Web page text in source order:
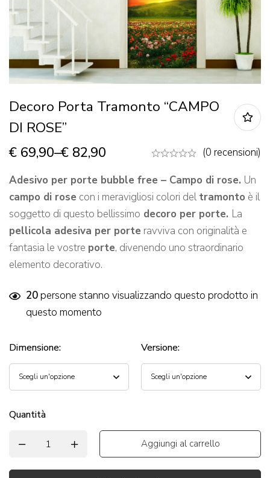
Decoro Porta Tramonto “CAMPO
DI ROSE”
€ 69,90–€ 82,90
(0 recensioni)
Adesivo per porte bubble free – Campo di rose. Un
campo di rose con i meravigliosi colori deltramonto è il
soggetto di questo bellissimo decoro per porte. La
pellicola adesiva per porte ravviva con originalità e
fantasia le vostre porte, divenendo uno straordinario
elemento decorativo.
20persone stanno visualizzando questo prodotto in
questo momento
Dimensione: Versione:
Quantità
Aggiungi al carrello